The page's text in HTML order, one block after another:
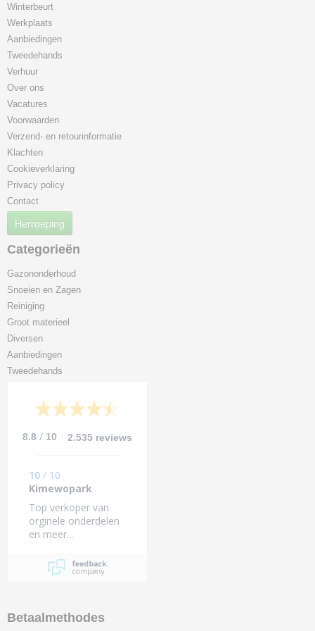
Winterbeurt
Werkplaats
Aanbiedingen
Tweedehands
Verhuur
Over ons
Vacatures
Voorwaarden
Verzend- en retourinformatie
Klachten
Cookieverklaring
Privacy policy
Contact
Herroeping
Categorieën
Gazononderhoud
Snoeien en Zagen
Reiniging
Groot materieel
Diversen
Aanbiedingen
Tweedehands
8.8 / 10 2.535 reviews
10 / 10
Kimewopark
Top verkoper van
orginele onderdelen
en meer...
Betaalmethodes